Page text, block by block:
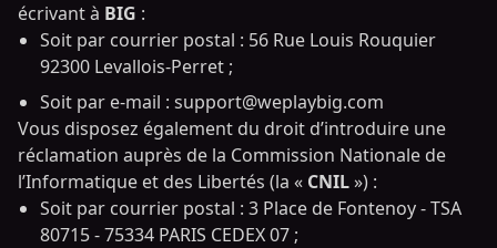
écrivant à BIG :
Soit par courrier postal : 56 Rue Louis Rouquier
92300 Levallois-Perret ;
Soit par e-mail : support@weplaybig.com
Vous disposez également du droit d’introduire une
réclamation auprès de la Commission Nationale de
l’Informatique et des Libertés (la « CNIL») :
Soit par courrier postal : 3 Place de Fontenoy - TSA
80715 - 75334 PARIS CEDEX 07 ;